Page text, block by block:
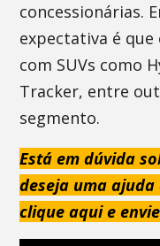
concessionárias.
expectativa é
com SUVs como
Tracker, entre
segmento.
Está em dúvida
deseja uma ajuda
clique aqui e